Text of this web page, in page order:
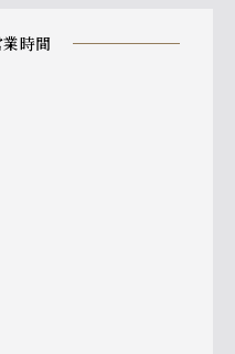
業時間